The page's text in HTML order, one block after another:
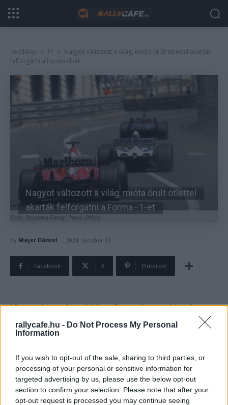
rallycafe.hu - Do Not Process My Personal
Information
If you wish to opt-out of the sale, sharing to third parties, or
processing of your personal or sensitive information for
targeted advertising by us, please use the below opt-out
section to confirm your selection. Please note that after your
opt-out request is processed you may continue seeing
Kezdőlap F1
Nagyot változott a világ, mióta őrült ötlettel akarták
felforgatni a Forma–1-et
Fotó: Scuderia Ferrari Press Office
Nagyot változott a világ, mióta őrült ötlettel
akarták felforgatni a Forma–1-et
By Majer Dániel - 2024. október 13.
Facebook X Pinterest
Manapság rendre teltházas futamokat rendeznek a
Forma–1-ben, a Liberty Mediának köszönhetően pedig
soha nem látott népszerűségnek örvend a sportág és
már nem is emlékszünk arra, amikor a 2000-es évek
elején foghíjas lelátók előtt, egyre csökkenő nézettség
mellett zajlottak a futamok, részben a Ferrari
egyeduralmának köszönhetően. A 2002-es szezon